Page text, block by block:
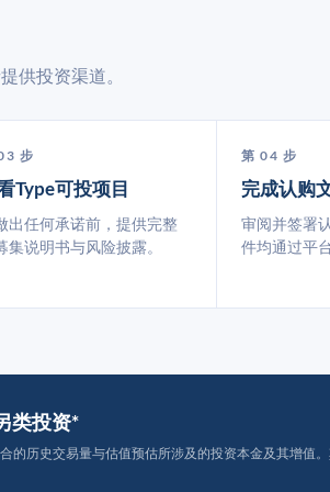
供投资渠道。
步
Type可投项目
出任何承诺前，提供完整
集说明书与风险披露。
第 04 步
完成认购
审阅并签署
件均通过平
类投资*
的历史交易量与估值预估所涉及的投资本金及其增值